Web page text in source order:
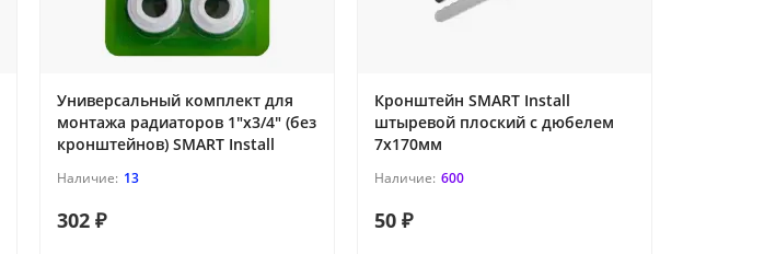
Универсальный комплект для
монтажа радиаторов 1"х3/4" (без
кронштейнов) SMART Install
13
302 ₽
Кронштейн SMART Install
штыревой плоский с дюбелем
7x170мм
600
50 ₽